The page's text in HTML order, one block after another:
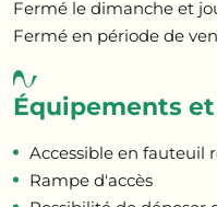
Fermé le dimanche et
Fermé en période de
Équipements
Accessible en fauteuil
Rampe d'accès